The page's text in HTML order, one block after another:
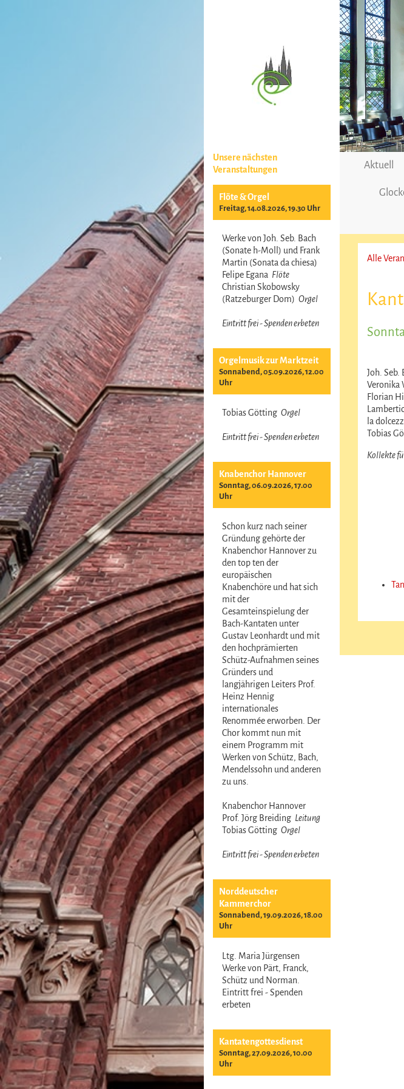
Unsere nächsten
Veranstaltungen
Flöte & Orgel
Freitag, 14.08.2026, 19.30 Uhr
Werke von Joh. Seb. Bach
(Sonate h-Moll) und Frank
Martin (Sonata da chiesa)
Felipe Egana Flöte
Christian Skobowsky
(Ratzeburger Dom) Orgel
Eintritt frei - Spenden erbeten
Orgelmusik zur Marktzeit
Sonnabend, 05.09.2026, 12.00
Uhr
Tobias Götting Orgel
Eintritt frei - Spenden erbeten
Knabenchor Hannover
Sonntag, 06.09.2026, 17.00
Uhr
Schon kurz nach seiner
Gründung gehörte der
Knabenchor Hannover zu
den top ten der
europäischen
Knabenchöre und hat sich
mit der
Gesamteinspielung der
Bach-Kantaten unter
Gustav Leonhardt und mit
den hochprämierten
Schütz-Aufnahmen seines
Gründers und
langjährigen Leiters Prof.
Heinz Hennig
internationales
Renommée erworben. Der
Chor kommt nun mit
einem Programm mit
Werken von Schütz, Bach,
Mendelssohn und anderen
zu uns.
Knabenchor Hannover
Prof. Jörg Breiding Leitung
Tobias Götting Orgel
Eintritt frei - Spenden erbeten
Norddeutscher
Kammerchor
Sonnabend, 19.09.2026, 18.00
Uhr
Ltg. Maria Jürgensen
Werke von Pärt, Franck,
Schütz und Norman.
Eintritt frei - Spenden
erbeten
Kantatengottesdienst
Sonntag, 27.09.2026, 10.00
Uhr
Aktuell
Alle
Joh. Seb.
Veronika
Florian
la
Tobias
Kollekte